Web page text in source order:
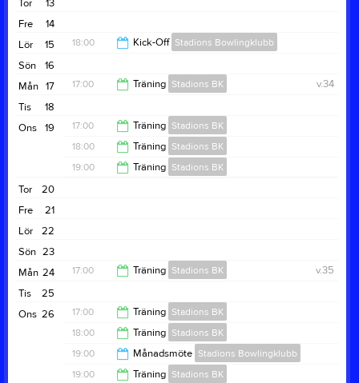
13
Tor
14
Fre
15
Lör 18:00 Kick-Off Stadions Bowlingklubb
23:00
16
Sön
17
Mån v.34
17:00 Träning Stadions BK
18:00
18
Tis
19
Ons 17:00 Träning Stadions BK
18:00
18:00 Träning Stadions BK
19:00 Träning Stadions BK
20
Tor
21
Fre
22
Lör
23
Sön
24
Mån v.35
17:00 Träning Stadions BK
18:00
25
Tis
26
Ons 17:00 Träning Stadions BK
18:00
18:00 Träning Stadions BK
19:00
19:00 Månadsmöte Stadions Bowlingklubb
19:00
Träning Stadions BK